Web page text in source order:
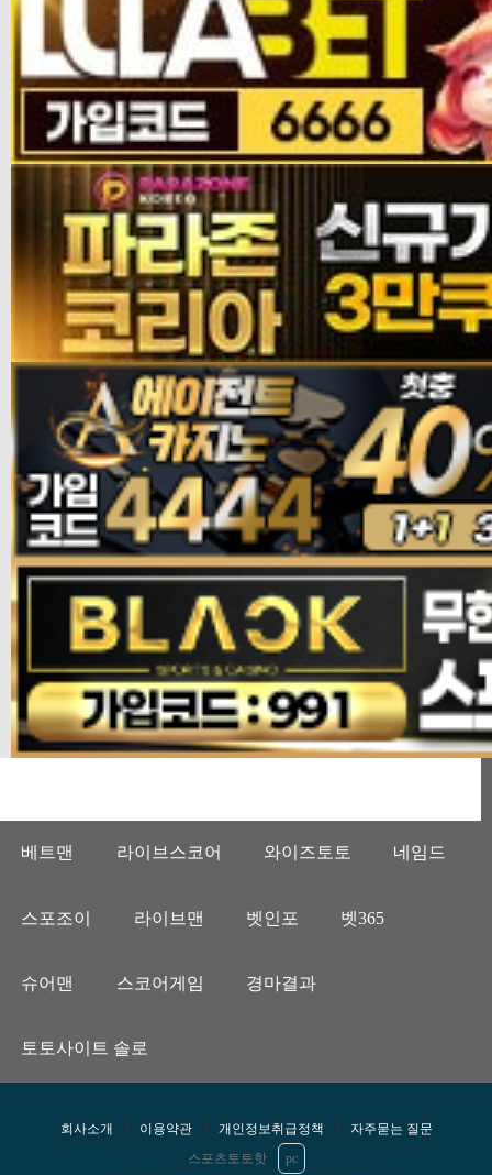
베트맨 라이브스코어 와이즈토토 네임드
스포조이 라이브맨 벳인포 벳365
슈어맨 스코어게임 경마결과
토토사이트 솔로
회사소개 이용약관 개인정보취급정책
자주묻는 질문
스포츠토토핫
pc